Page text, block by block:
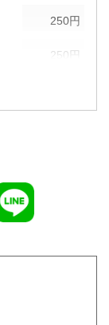
250円
250円
250円